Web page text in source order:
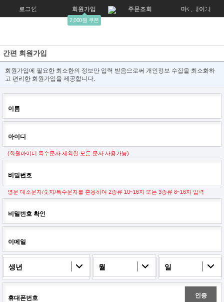
로그인 회원가입
2,000원 쿠폰
주문조회 마이페이지
간편 회원가입
회원가입에 필요한 최소한의 정보만 입력 받음으로써 개인정보 수집을 최소화하
고 편리한 회원가입을 제공합니다.
이름
아이디
(회원아이디 특수문자 제외한 모든 문자 사용가능)
비밀번호
영문 대소문자/숫자/특수문자를 혼용하여 2종류 10~16자 또는 3종류 8~16자 입력
비밀번호 확인
이메일
생년 월 일
휴대폰번호 인증